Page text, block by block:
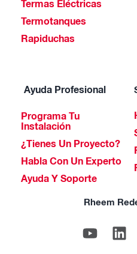
Termas Eléctricas
Termotanques
Rapiduchas
Ayuda Profesional
Programa Tu
Instalación
¿Tienes Un Proyecto?
Habla Con Un Experto
Ayuda Y Soporte
Rheem